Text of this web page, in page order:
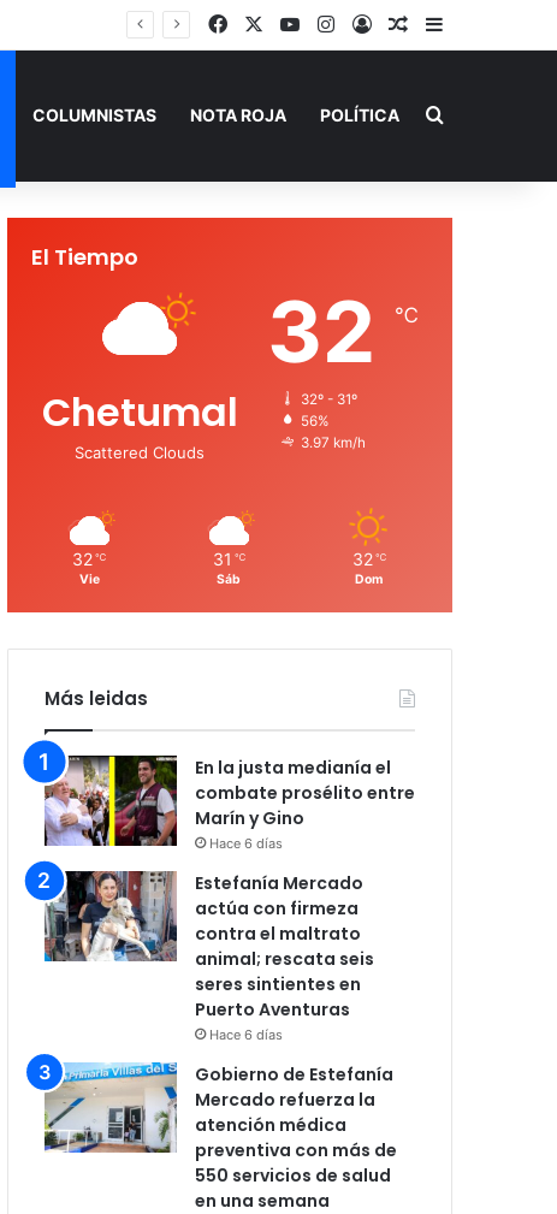
FacebookYouTubeInstagram
AccesoPublicación al
Barra lateral
COLUMNISTAS NOTA ROJA POLÍTICA Buscar por
El Tiempo
Chetumal
Scattered Clouds
32 ℃
32º - 31º
56%
3.97 km/h
32 ℃
Vie
31 ℃
Sáb
32 ℃
Dom
Más leidas
En la justa medianía el
combate prosélito entre
Marín y Gino
Hace 6 días
Estefanía Mercado
actúa con firmeza
contra el maltrato
animal; rescata seis
seres sintientes en
Puerto Aventuras
Hace 6 días
Gobierno de Estefanía
Mercado refuerza la
atención médica
preventiva con más de
550 servicios de salud
en una semana